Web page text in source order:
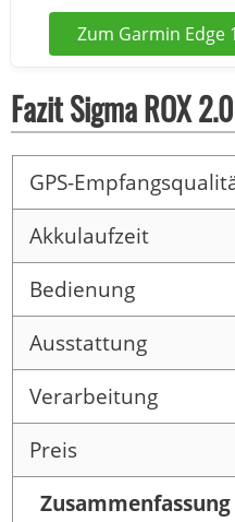
Zum Garmin Edge
Fazit Sigma ROX
GPS-
Akkulaufzeit
Bedienung
Ausstattung
Verarbeitung
Preis
Zusammenfassung